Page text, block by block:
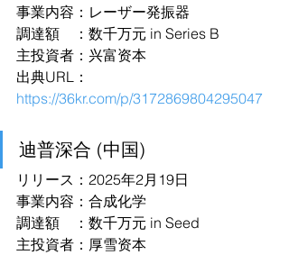
事業内容：レーザー発振器
調達額　：数千万元 in Series B
主投資者：兴富资本
出典URL：
https://36kr.com/p/3172869804295047
迪普深合 (中国)
リリース：2025年2月19日
事業内容：合成化学
調達額　：数千万元 in Seed
主投資者：厚雪资本